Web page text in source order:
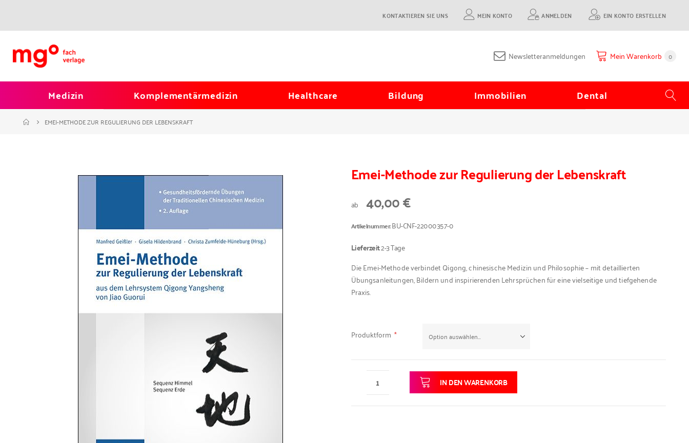
KONTAKTIEREN SIE UNS MEIN KONTO ANMELDEN EIN KONTO ERSTELLEN
Newsletteranmeldungen Mein Warenkorb 0
Medizin Komplementärmedizin Healthcare Bildung Immobilien Dental
EMEI-METHODE ZUR REGULIERUNG DER LEBENSKRAFT
Emei-Methode zur Regulierung der Lebenskraft
ab 40,00 €
Artikelnummer BU-CNF-22000357-0
Lieferzeit2-3 Tage
Die Emei-Methode verbindet Qigong, chinesische Medizin und Philosophie – mit detaillierten
Übungsanleitungen, Bildern und inspirierenden Lehrsprüchen für eine vielseitige und tiefgehende
Praxis.
Produktform
IN DEN WARENKORB